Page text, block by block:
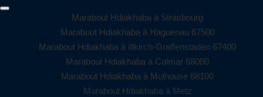
Marabout Hdiakhaba à Strasbourg
Marabout Hdiakhaba à Haguenau 67500
Marabout Hdiakhaba à Illkirch-Graffenstaden 67400
Marabout Hdiakhaba à Colmar 68000
Marabout Hdiakhaba à Mulhouse 68100
Marabout Hdiakhaba à Metz